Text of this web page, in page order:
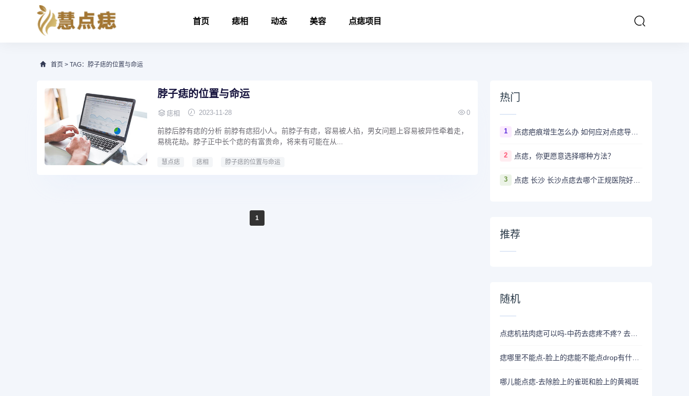
首页 痣相 动态 美容 点痣项目
首页 > TAG：脖子痣的位置与命运
脖子痣的位置与命运
痣相 2023-11-28 0
前脖后脖有痣的分析 前脖有痣招小人。前脖子有痣，容易被人掐，男女问题上容易被异性牵着走，
易桃花劫。脖子正中长个痣的有富贵命，将来有可能在从...
慧点痣 痣相 脖子痣的位置与命运
1
热门
1 点痣疤痕增生怎么办 如何应对点痣导致的疤痕增生
2 点痣，你更愿意选择哪种方法？
3 点痣 长沙 长沙点痣去哪个正规医院好？推荐5家口碑超棒且价格实惠的好医院
推荐
随机
哪儿能点痣-去除脸上的雀斑和脸上的黄褐斑